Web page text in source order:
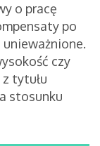
o pracę
po
czy
tytułu
stosunku